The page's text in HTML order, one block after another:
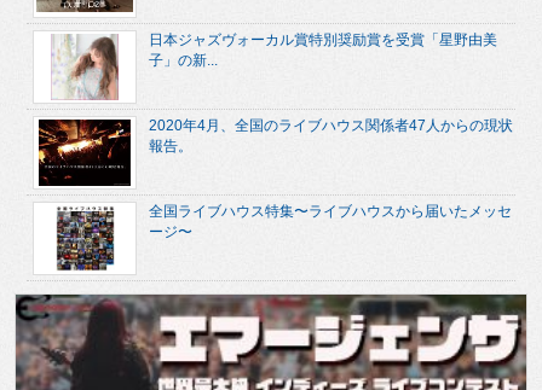
日本ジャズヴォーカル賞特別奨励賞を受賞「星野由美
子」の新...
2020年4月、全国のライブハウス関係者47人からの現状
報告。
全国ライブハウス特集〜ライブハウスから届いたメッセ
ージ〜